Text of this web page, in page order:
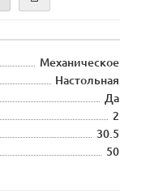
Механическое
Настольная
Да
2
30.5
50